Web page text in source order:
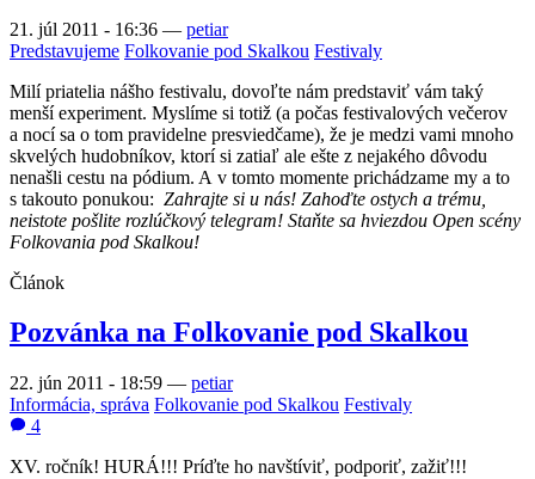
21. júl 2011 - 16:36 — petiar
Predstavujeme Folkovanie pod Skalkou Festivaly
Milí priatelia nášho festivalu, dovoľte nám predstaviť vám taký
menší experiment. Myslíme si totiž (a počas festivalových večerov
a nocí sa o tom pravidelne presviedčame), že je medzi vami mnoho
skvelých hudobníkov, ktorí si zatiaľ ale ešte z nejakého dôvodu
nenašli cestu na pódium. A v tomto momente prichádzame my a to
s takouto ponukou: Zahrajte si u nás! Zahoďte ostych a trému,
neistote pošlite rozlúčkový telegram! Staňte sa hviezdou Open scény
Folkovania pod Skalkou!
Článok
Pozvánka na Folkovanie pod Skalkou
22. jún 2011 - 18:59 — petiar
Informácia, správa Folkovanie pod Skalkou Festivaly
4
XV. ročník! HURÁ!!! Príďte ho navštíviť, podporiť, zažiť!!!